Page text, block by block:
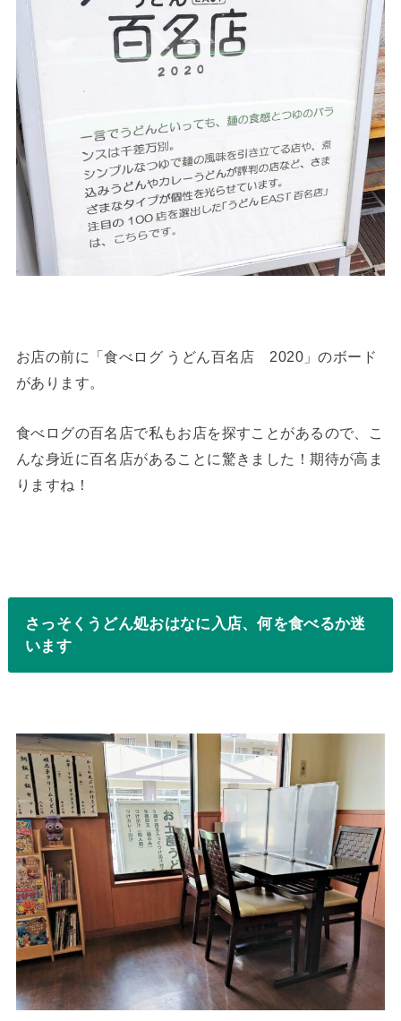
お店の前に「食べログ うどん百名店 2020」のボード
があります。
食べログの百名店で私もお店を探すことがあるので、こ
んな身近に百名店があることに驚きました！期待が高ま
りますね！
さっそくうどん処おはなに入店、何を食べるか迷
います